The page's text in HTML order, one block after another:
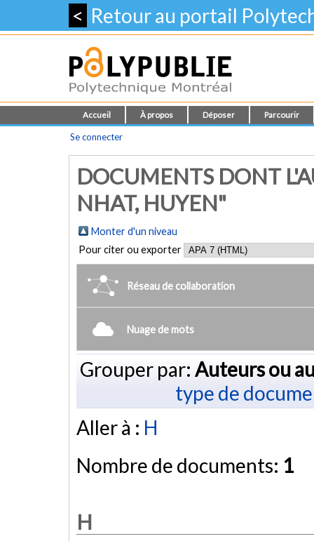
< Retour au portail
Accueil À propos Déposer Parcourir
Se connecter
DOCUMENTS DONT
NHAT, HUYEN"
Monter d'un niveau
Pour citer ou exporter
Réseau de collaboration
Nuage de mots
Grouper par: Auteurs ou
type de
Aller à : H
Nombre de documents: 1
H